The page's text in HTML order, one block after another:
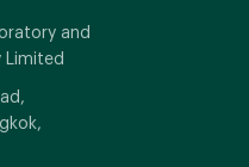
and
Limited